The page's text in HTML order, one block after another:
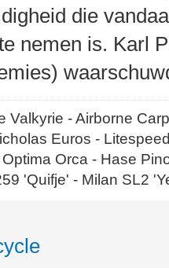
die
nemen is. Karl
Valkyrie - Airborne
Euros -
Orca - Hase
'Quifje' - Milan SL2